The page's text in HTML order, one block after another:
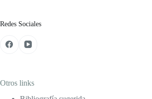
Redes Sociales
Otros links